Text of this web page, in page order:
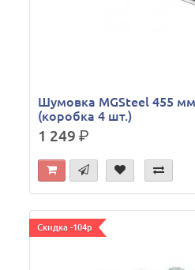
Шумовка MGSteel 455
(коробка 4 шт.)
1 249р.
Скидка -104р